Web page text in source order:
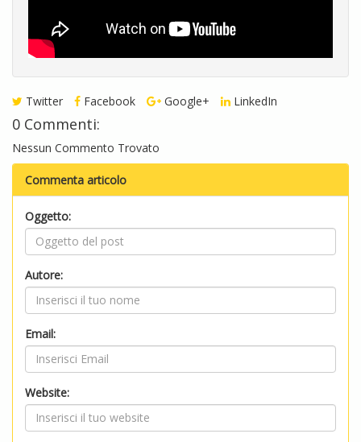
Twitter Facebook Google+ LinkedIn
0 Commenti:
Nessun Commento Trovato
Commenta articolo
Oggetto:
Autore:
Email:
Website: